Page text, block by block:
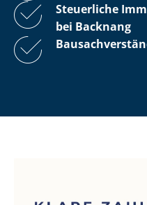
Steuerliche
bei Backnang